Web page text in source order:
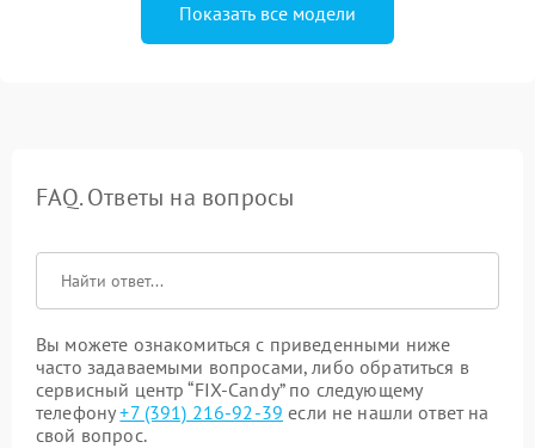
Показать все модели
FAQ. Ответы на вопросы
Вы можете ознакомиться с приведенными ниже
часто задаваемыми вопросами, либо обратиться в
сервисный центр “FIX-Candy” по следующему
телефону+7 (391) 216-92-39 если не нашли ответ на
свой вопрос.